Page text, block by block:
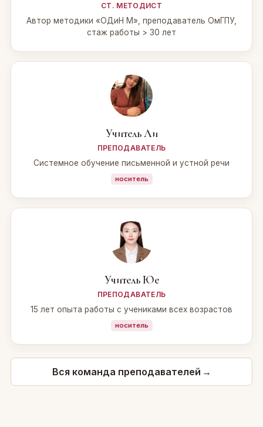
СТ. МЕТОДИСТ
Автор методики «ОДиН М», преподаватель ОмГПУ,
стаж работы > 30 лет
Учитель Ли
ПРЕПОДАВАТЕЛЬ
Системное обучение письменной и устной речи
носитель
Учитель Юе
ПРЕПОДАВАТЕЛЬ
15 лет опыта работы с учениками всех возрастов
носитель
Вся команда преподавателей →